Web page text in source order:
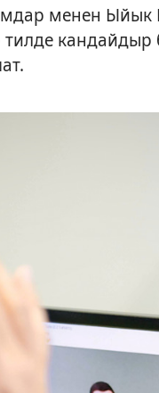
менен Ыйык
кандайдыр